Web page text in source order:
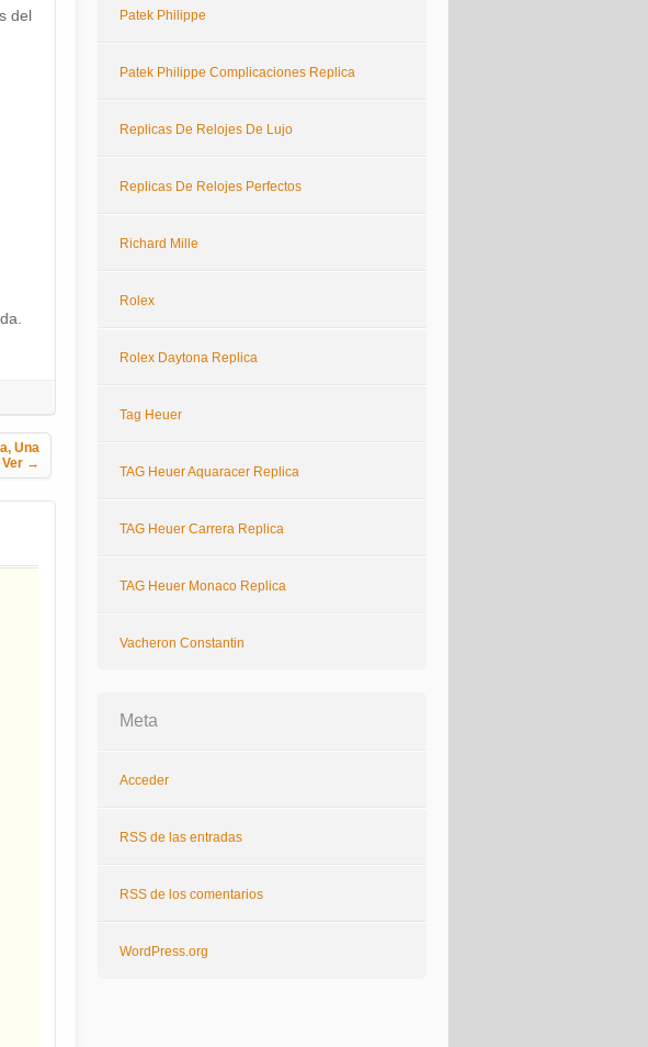
del
Una
→
Patek Philippe
Patek Philippe Complicaciones Replica
Replicas De Relojes De Lujo
Replicas De Relojes Perfectos
Richard Mille
Rolex
Rolex Daytona Replica
Tag Heuer
TAG Heuer Aquaracer Replica
TAG Heuer Carrera Replica
TAG Heuer Monaco Replica
Vacheron Constantin
Meta
Acceder
RSS de las entradas
RSS de los comentarios
WordPress.org